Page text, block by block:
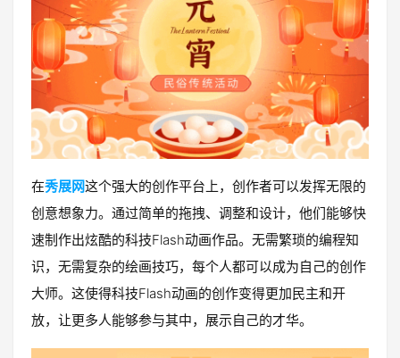
在秀展网这个强大的创作平台上，创作者可以发挥无限的
创意想象力。通过简单的拖拽、调整和设计，他们能够快
速制作出炫酷的科技Flash动画作品。无需繁琐的编程知
识，无需复杂的绘画技巧，每个人都可以成为自己的创作
大师。这使得科技Flash动画的创作变得更加民主和开
放，让更多人能够参与其中，展示自己的才华。